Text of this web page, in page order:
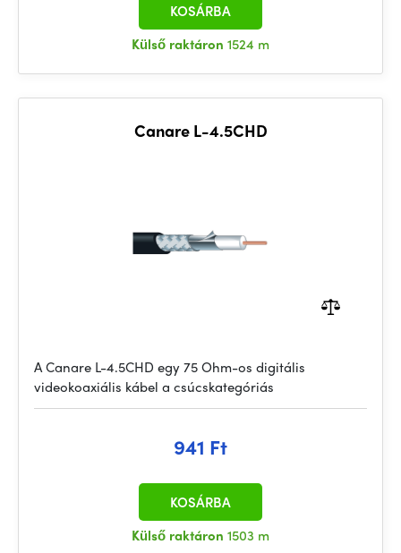
Külső raktáron 1524 m
KOSÁRBA
Canare L-4.5CHD
A Canare L-4.5CHD egy 75 Ohm-os digitális
videokoaxiális kábel a csúcskategóriás
941 Ft
Külső raktáron 1503 m
KOSÁRBA